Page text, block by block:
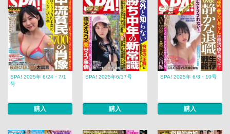
SPA! 2025年 6/24・7/1
号
購入
SPA! 2025年6/17号
購入
SPA! 2025年 6/3・10号
購入